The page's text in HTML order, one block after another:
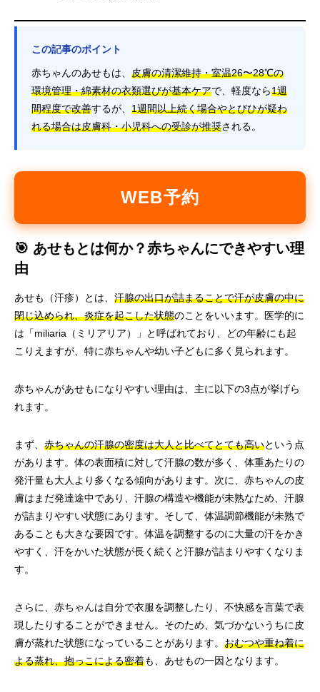
この記事のポイント
赤ちゃんのあせもは、 皮膚の清潔維持・室温26〜28℃の
環境管理・綿素材の衣類選びが基本ケアで、軽度なら1週
間程度で改善するが、 1週間以上続く場合やとびひが疑わ
れる場合は皮膚科・小児科への受診が推奨される。
WEB予約
🎯 あせもとは何か？赤ちゃんにできやすい理
由
あせも（汗疹）とは、 汗腺の出口が詰まることで汗が皮膚の中に
閉じ込められ、炎症を起こした状態のことをいいます。医学的に
は「miliaria（ミリアリア）」と呼ばれており、どの年齢にも起
こりえますが、特に赤ちゃんや幼い子どもに多く見られます。
赤ちゃんがあせもになりやすい理由は、主に以下の3点が挙げら
れます。
まず、 赤ちゃんの汗腺の密度は大人と比べてとても高いという点
があります。体の表面積に対して汗腺の数が多く、体重あたりの
発汗量も大人より多くなる傾向があります。次に、赤ちゃんの皮
膚はまだ発達途中であり、汗腺の構造や機能が未熟なため、汗腺
が詰まりやすい状態にあります。そして、体温調節機能が未熟で
あることも大きな要因です。体温を調整するのに大量の汗をかき
やすく、汗をかいた状態が長く続くと汗腺が詰まりやすくなりま
す。
さらに、赤ちゃんは自分で衣服を調整したり、不快感を言葉で表
現したりすることができません。そのため、気づかないうちに皮
膚が蒸れた状態になっていることがあります。 おむつや重ね着に
よる蒸れ、抱っこによる密着も、あせもの一因となります。